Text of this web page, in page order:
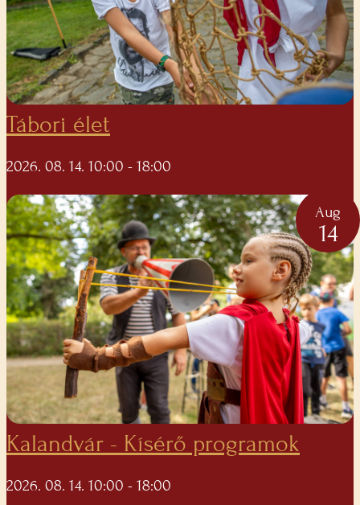
Tábori élet
2026. 08. 14. 10:00 - 18:00
Aug
14
Kalandvár - Kísérő programok
2026. 08. 14. 10:00 - 18:00